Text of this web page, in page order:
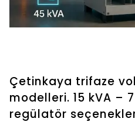
Çetinkaya trifaze
modelleri. 15 kVA –
regülatör